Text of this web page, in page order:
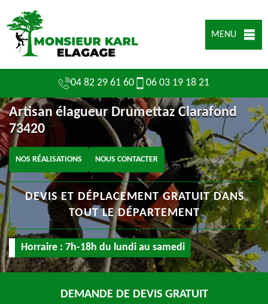
MENU
04 82 29 61 60 06 03 19 18 21
Artisan élagueur Drumettaz Clarafond
73420
NOS RÉALISATIONS NOUS CONTACTER
DEVIS ET DÉPLACEMENT GRATUIT DANS
TOUT LE DÉPARTEMENT
Horraire : 7h-18h du lundi au samedi
DEMANDE DE DEVIS GRATUIT